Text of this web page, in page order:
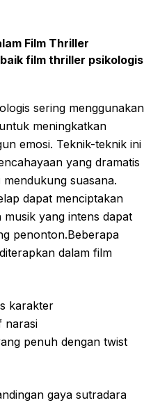
Film Thriller
film thriller psikologis
sering menggunakan
meningkatkan
emosi. Teknik-teknik ini
yang dramatis
suasana.
dapat menciptakan
yang intens dapat
penonton.Beberapa
dalam film
karakter
narasi
penuh dengan twist
gaya sutradara